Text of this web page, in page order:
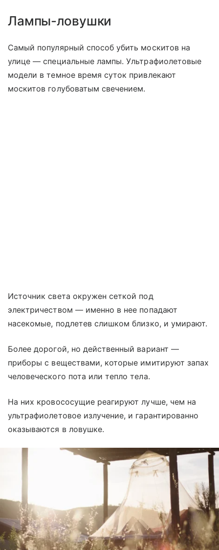
Лампы-ловушки
Самый популярный способ убить москитов на
улице — специальные лампы. Ультрафиолетовые
модели в темное время суток привлекают
москитов голубоватым свечением.
Источник света окружен сеткой под
электричеством — именно в нее попадают
насекомые, подлетев слишком близко, и умирают.
Более дорогой, но действенный вариант —
приборы с веществами, которые имитируют запах
человеческого пота или тепло тела.
На них кровососущие реагируют лучше, чем на
ультрафиолетовое излучение, и гарантированно
оказываются в ловушке.